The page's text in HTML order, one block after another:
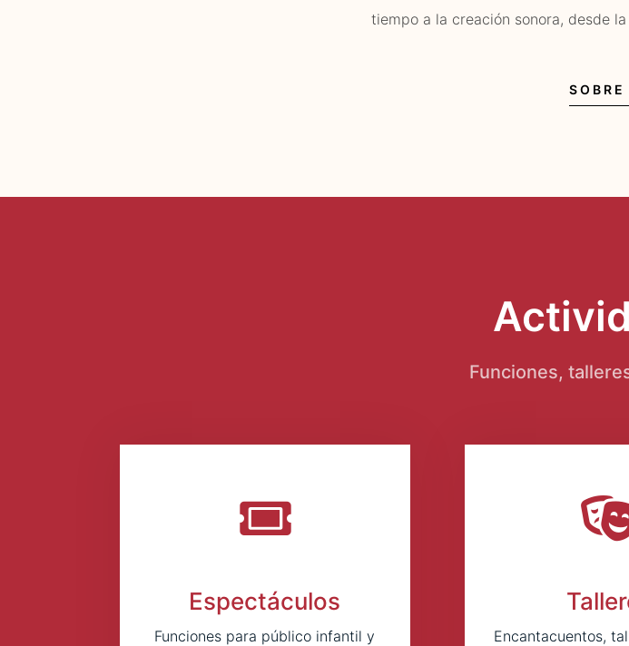
tiempo a la creación sonora, desde
SOBRE
Funciones,
Espectáculos
Funciones para público infantil y
Encantacuentos,